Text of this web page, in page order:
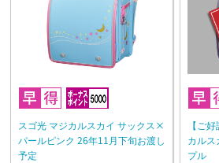
スゴ光 マジカルスカイ サックス×
パールピンク 26年11月下旬お渡し
予定
【ご
カル
プル